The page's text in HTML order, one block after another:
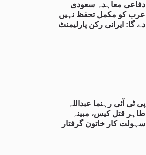
دفاعی معاہدہ سعودی
عرب کو مکمل تحفظ نہیں
دے گا: ایرانی رکن پارلیمنٹ
پی ٹی آئی رہنما عبداللہ
طاہر قتل کیس، مبینہ
سہولت کار خاتون گرفتار